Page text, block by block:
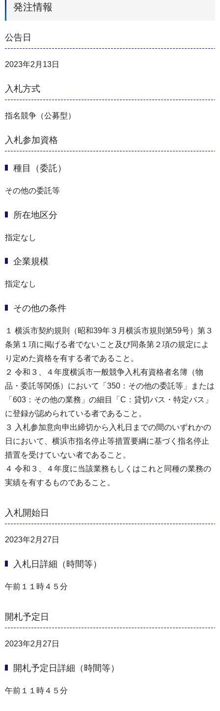
発注情報
公告日
2023年2月13日
入札方式
指名競争（公募型）
入札参加資格
種目（委託）
その他の委託等
所在地区分
指定なし
企業規模
指定なし
その他の条件
１ 横浜市契約規則（昭和39年３月横浜市規則第59号）第３
条第１項に掲げる者でないこと及び同条第２項の規定によ
り定めた資格を有する者であること。
２ 令和３、４年度横浜市一般競争入札有資格者名簿（物
品・委託等関係）において「350：その他の委託等」または
「603：その他の業務」の細目「C：貸切バス・特定バス」
に登録が認められている者であること。
３ 入札参加意向申出締切から入札日までの間のいずれかの
日において、横浜市指名停止等措置要綱に基づく指名停止
措置を受けていない者であること。
４ 令和３、４年度に当該業務もしくはこれと同種の業務の
実績を有するものであること。
入札開始日
2023年2月27日
入札日詳細（時間等）
午前１１時４５分
開札予定日
2023年2月27日
開札予定日詳細（時間等）
午前１１時４５分